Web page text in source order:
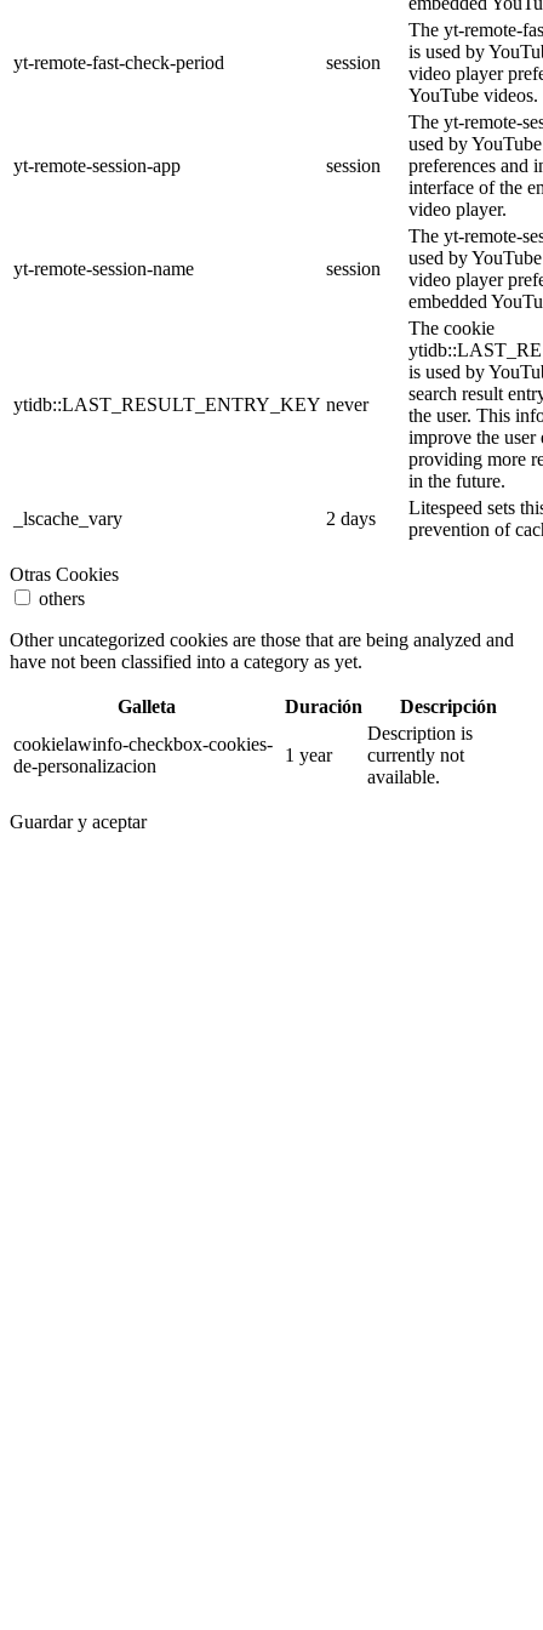
yt-remote-fast-check-period session
The yt-remote-
is used by
video player
YouTube videos.
yt-remote-session-app session
The yt-remote-
used by
preferences and
interface of the
video player.
yt-remote-session-name session
The yt-remote-
used by
video player
embedded
ytidb::LAST_RESULT_ENTRY_KEY never
The cookie
is used by
search result
the user. This
improve the user
providing more
in the future.
_lscache_vary
2 days
Litespeed sets
prevention of
Otras Cookies
others
Other uncategorized cookies are those that are being analyzed and
have not been classified into a category as yet.
Galleta Duración
Descripción
cookielawinfo-checkbox-cookies-
de-personalizacion
1 year
Description is
currently not
available.
Guardar y aceptar